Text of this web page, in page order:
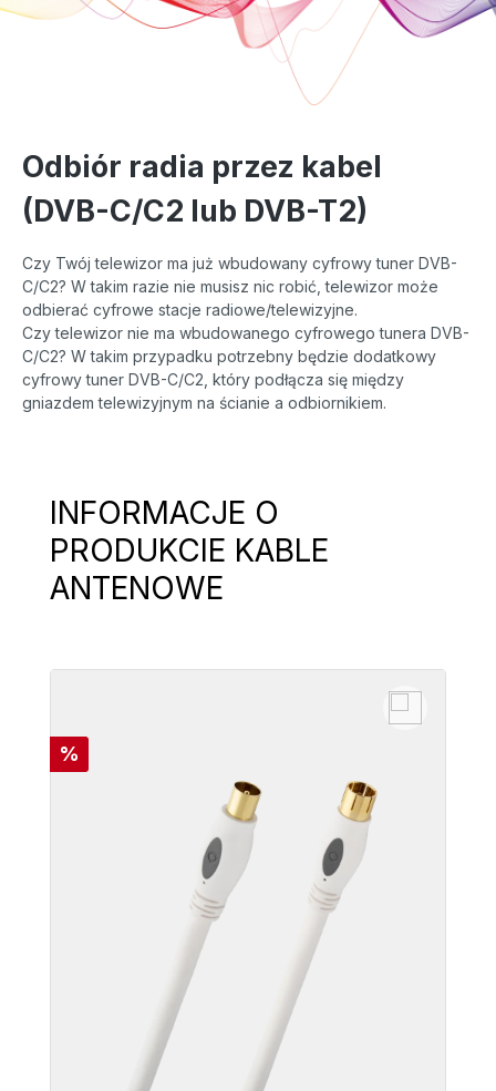
Odbiór radia przez kabel
(DVB-C/C2 lub DVB-T2)
Czy Twój telewizor ma już wbudowany cyfrowy tuner DVB-
C/C2? W takim razie nie musisz nic robić, telewizor może
odbierać cyfrowe stacje radiowe/telewizyjne.
Czy telewizor nie ma wbudowanego cyfrowego tunera DVB-
C/C2? W takim przypadku potrzebny będzie dodatkowy
cyfrowy tuner DVB-C/C2, który podłącza się między
gniazdem telewizyjnym na ścianie a odbiornikiem.
Pomiń galerię produktów
INFORMACJE O
PRODUKCIE KABLE
ANTENOWE
Rabat
%